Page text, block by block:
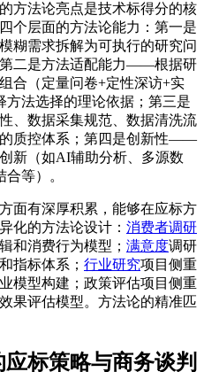
方法论亮点是技术标得分的核
个层面的方法论能力：第一是
需求拆解为可执行的研究问
二是方法适配能力——根据研
合（定量问卷+定性深访+实
方法选择的理论依据；第三是
、数据采集规范、数据清洗流
质控体系；第四是创新性——
新（如AI辅助分析、多源数
等）。
方面有深厚积累，能够在应标方
化的方法论设计： 消费者调研
和消费行为模型； 满意度调研
指标体系； 行业研究项目侧重
模型构建；政策评估项目侧重
果评估模型。方法论的精准匹
标策略与商务谈判